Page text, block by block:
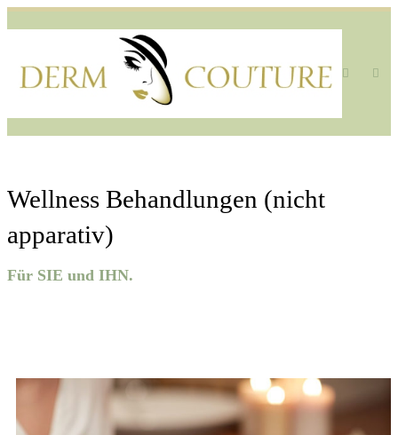
Wellness Behandlungen (nicht
apparativ)
Für SIE und IHN.